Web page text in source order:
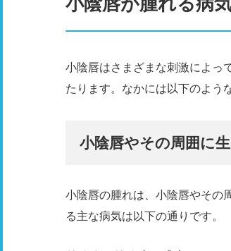
小陰唇はさまざまな刺激によっ
たります。なかには以下のよう
小陰唇やその周囲に
小陰唇の腫れは、小陰唇やその
る主な病気は以下の通りです。